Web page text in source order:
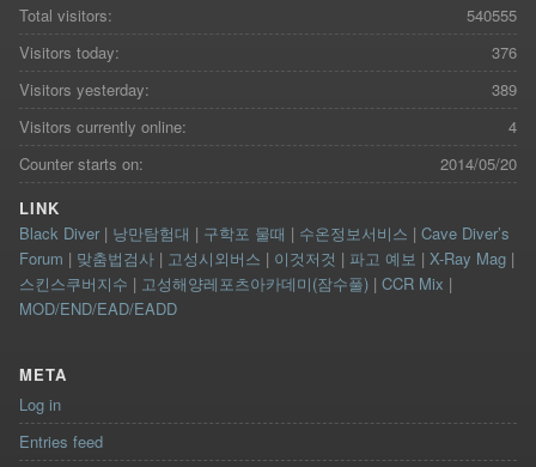
540555
Total visitors:
376
Visitors today:
389
Visitors yesterday:
4
Visitors currently online:
2014/05/20
Counter starts on:
LINK
Black Diver| 낭만탐험대 | 구학포 물때 | 수온정보서비스 | Cave Diver’s
Forum | 맞춤법검사| 고성시외버스 | 이것저것 | 파고 예보 | X-Ray Mag|
스킨스쿠버지수 | 고성해양레포츠아카데미(잠수풀)| CCR Mix |
MOD/END/EAD/EADD
META
Log in
Entries feed